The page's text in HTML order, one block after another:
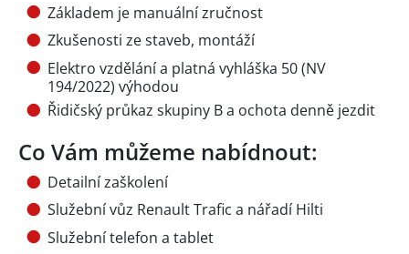
Základem je manuální zručnost
Zkušenosti ze staveb, montáží
Elektro vzdělání a platná vyhláška 50 (NV
194/2022) výhodou
Řidičský průkaz skupiny B a ochota denně jezdit
Co Vám můžeme nabídnout:
Detailní zaškolení
Služební vůz Renault Trafic a nářadí Hilti
Služební telefon a tablet